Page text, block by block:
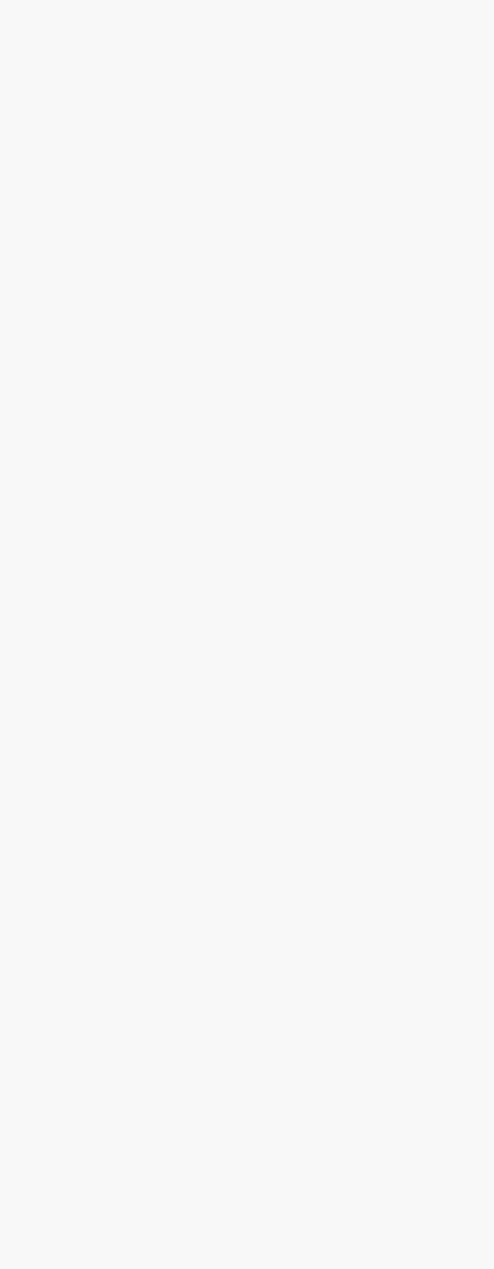
oder nach Vereinbarung im Rathaus Bernstadt a. d.
gegen den Entwurf erheben. Die Einwendungen können schriftlich